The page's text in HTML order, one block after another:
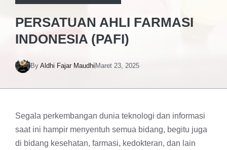
PERSATUAN AHLI FARMASI
INDONESIA (PAFI)
By Aldhi Fajar Maudhi Maret 23, 2025
Segala perkembangan dunia teknologi dan informasi
saat ini hampir menyentuh semua bidang, begitu juga
di bidang kesehatan, farmasi, kedokteran, dan lain